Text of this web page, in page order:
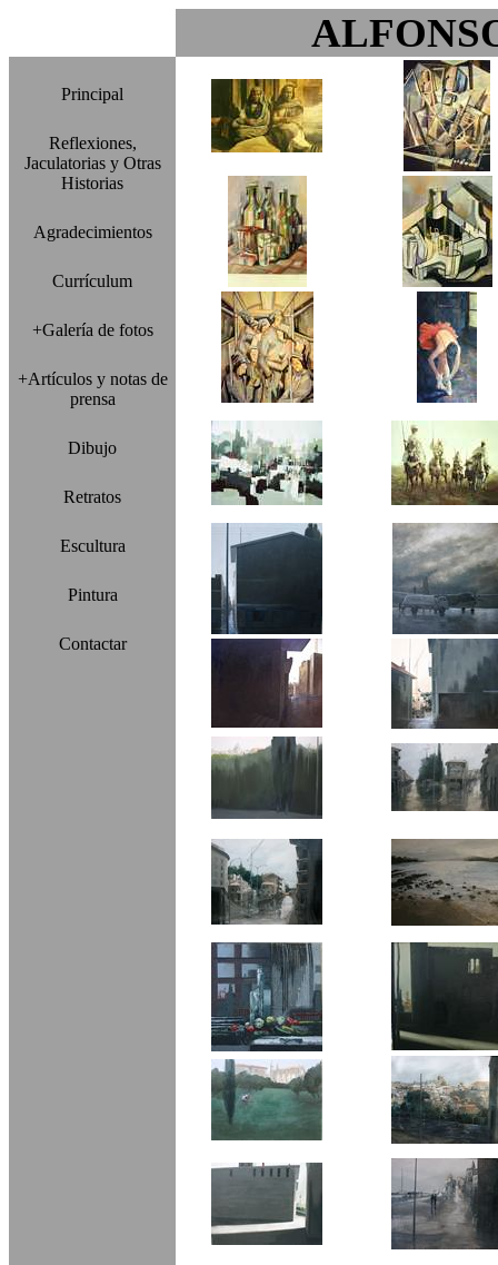
Principal
Reflexiones,
Jaculatorias y Otras
Historias
Agradecimientos
Currículum
+Galería de fotos
+Artículos y notas de
prensa
Dibujo
Retratos
Escultura
Pintura
Contactar